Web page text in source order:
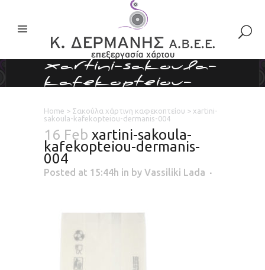
xartini-sakoula-
kafekopteiou-
Home > Σακούλα χάρτινη καφεκοπτείου > xartini-
sakoula-kafekopteiou-dermanis-004
16 Feb xartini-sakoula-
kafekopteiou-dermanis-
004
Posted at 15:44h in by Vassiliki Lada